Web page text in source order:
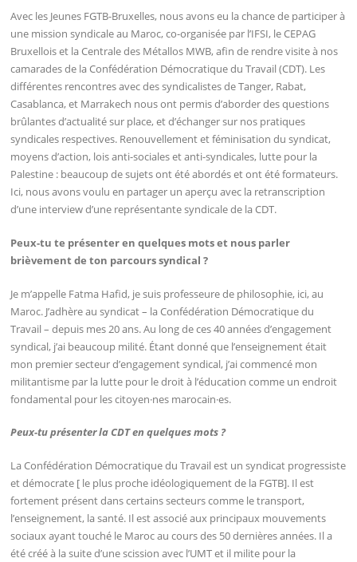
Avec les Jeunes FGTB-Bruxelles, nous avons eu la chance de participer à
une mission syndicale au Maroc, co-organisée par l’IFSI, le CEPAG
Bruxellois et la Centrale des Métallos MWB, afin de rendre visite à nos
camarades de la Confédération Démocratique du Travail (CDT). Les
différentes rencontres avec des syndicalistes de Tanger, Rabat,
Casablanca, et Marrakech nous ont permis d’aborder des questions
brûlantes d’actualité sur place, et d’échanger sur nos pratiques
syndicales respectives. Renouvellement et féminisation du syndicat,
moyens d’action, lois anti-sociales et anti-syndicales, lutte pour la
Palestine : beaucoup de sujets ont été abordés et ont été formateurs.
Ici, nous avons voulu en partager un aperçu avec la retranscription
d’une interview d’une représentante syndicale de la CDT.
Peux-tu te présenter en quelques mots et nous parler
brièvement de ton parcours syndical ?
Je m’appelle Fatma Hafid, je suis professeure de philosophie, ici, au
Maroc. J’adhère au syndicat – la Confédération Démocratique du
Travail – depuis mes 20 ans. Au long de ces 40 années d’engagement
syndical, j’ai beaucoup milité. Étant donné que l’enseignement était
mon premier secteur d’engagement syndical, j’ai commencé mon
militantisme par la lutte pour le droit à l’éducation comme un endroit
fondamental pour les citoyen·nes marocain·es.
Peux-tu présenter la CDT en quelques mots ?
La Confédération Démocratique du Travail est un syndicat progressiste
et démocrate [ le plus proche idéologiquement de la FGTB]. Il est
fortement présent dans certains secteurs comme le transport,
l’enseignement, la santé. Il est associé aux principaux mouvements
sociaux ayant touché le Maroc au cours des 50 dernières années. Il a
été créé à la suite d’une scission avec l’UMT et il milite pour la